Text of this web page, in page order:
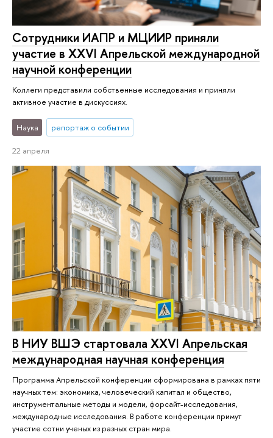
Сотрудники ИАПР и МЦИИР приняли
участие в XXVI Апрельской международной
научной конференции
Коллеги представили собственные исследования и приняли
активное участие в дискуссиях.
Наука репортаж о событии
22 апреля
В НИУ ВШЭ стартовала XXVI Апрельская
международная научная конференция
Программа Апрельской конференции сформирована в рамках пяти
научных тем: экономика, человеческий капитал и общество,
инструментальные методы и модели, форсайт-исследования,
международные исследования. В работе конференции примут
участие сотни ученых из разных стран мира.